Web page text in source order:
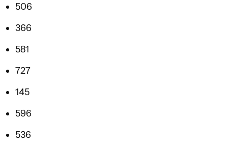
506
366
581
727
145
596
536